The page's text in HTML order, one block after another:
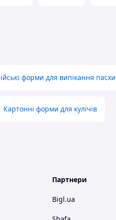
форми для випікання пасхи
Картонні форми для кулічів
Партнери
Bigl.ua